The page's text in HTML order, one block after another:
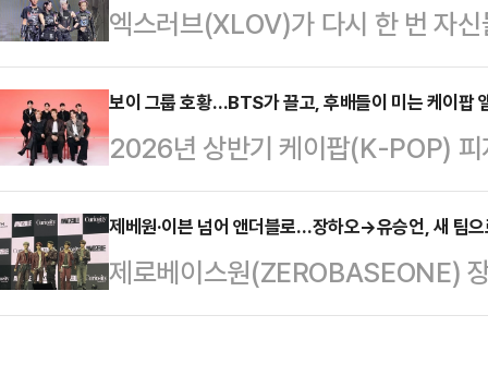
데뷔 앨범 '시퀀스 01: 큐리어시
300만 돌파를 향해 달리고 있다
개봉 이후 입소문을 타고 관객층을
체’는 칸 국제영화제 화제성과
훨씬 빠르게 탄력을 받았다.흥행의
독과 …
엑스러브(XLOV)가 다시 한 번 자
젠더리스, 젠더프리라는 키워드로
사랑을 지나 ‘신’이라는 존재로 거
브는 27일 오후 서울 강남구 가빈
매 기념 미디어 쇼케이스를 열었다.
서사의 또 다른 전환점이다. 현은
였던 엑스러브가 완전해지고 누구
는…
보이 그룹 호황…BTS가 끌고, 후배들이 미는 케이팝
2026년 상반기 케이팝(K-POP) 피
1월부터 4월까지 집계된 피지컬
하는 것으로 나타났다. 이는 전년
특히 연간 누적 판매량의 핵심 지
지를 점령했다는 점은 올해 전체 판
제베원·이븐 넘어 앤더블로…장하오→유승언, 새 팀
제로베이스원(ZEROBASEONE)
(EVNNE) 유승언이 앤더블